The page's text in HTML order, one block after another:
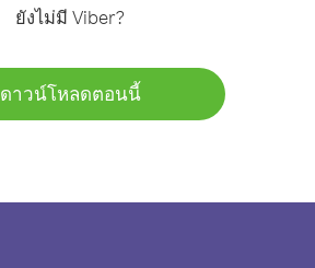
ยังไม่มี Viber?
ดาวน์โหลดตอนนี้